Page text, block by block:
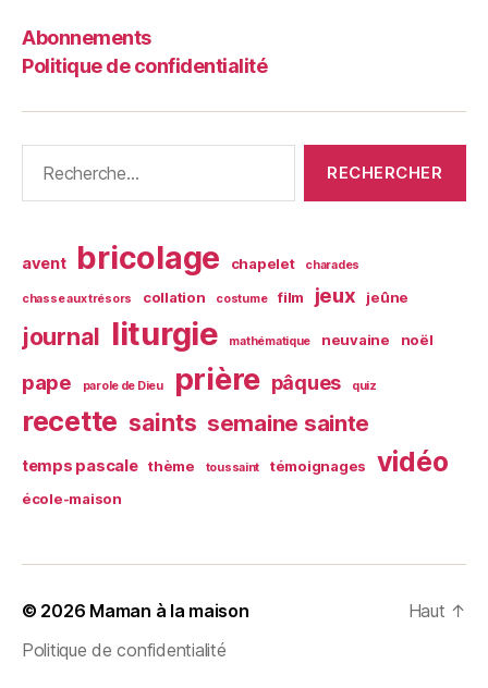
Abonnements
Politique de confidentialité
avent bricolage chapelet charades
chasse aux trésors collation costume film jeux jeûne
journal liturgie mathématique neuvaine noël
pape parole de Dieu prière pâques quiz
recette saints semaine sainte
temps pascale thème toussaint témoignages vidéo
école-maison
© 2026 Maman à la maison
Politique de confidentialité
Haut ↑